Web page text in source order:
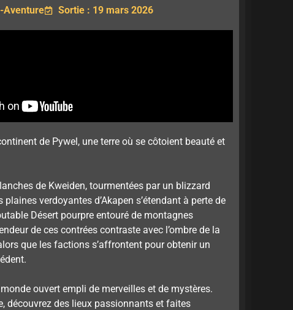
Aventure Sortie : 19 mars 2026
de Pywel, une terre où se côtoient beauté et
de Kweiden, tourmentées par un blizzard
verdoyantes d’Akapen s’étendant à perte de
Désert pourpre entouré de montagnes
de ces contrées contraste avec l’ombre de la
que les factions s’affrontent pour obtenir un
ouvert empli de merveilles et de mystères.
découvrez des lieux passionnants et faites